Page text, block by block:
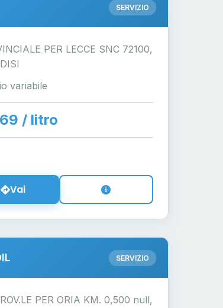
SERVIZIO
PER LECCE SNC 72100,
variabile
/ litro
Vai
SERVIZIO
PER ORIA KM. 0,500 null,